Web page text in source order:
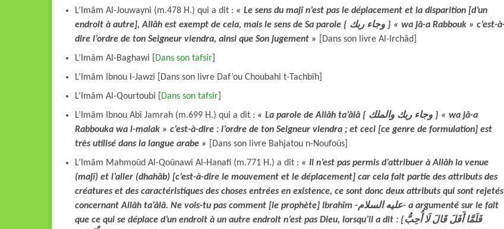
L’Imâm Al-Jouwayni (m.478 H.) qui a dit : « Le sens du majî n’est pas le déplacement et la disparition [d’un
endroit à autre], Allâh est exempt de cela, mais le sens de Sa parole { وجاء ربك } « wa jâ-a Rabbouk » c’est-à-
dire l’ordre de ton Seigneur viendra, ainsi que Son jugement »
[Dans son livre Al-Irchâd]
L’Imâm Al-Baghawi [
Dans son tafsîr
L’Imâm Ibnou l-Jawzi [Dans son livre Daf’ou Choubahi t-Tachbîh]
L’Imâm Al-Qourtoubi [
Dans son tafsîr
L’Imâm Ibnou Abî Jamrah (m.699 H.) qui a dit : « La parole de Allâh ta’âlâ { وجاء ربك والملك } « wa jâ-a
Rabbouka wa l-malak » c’est-à-dire : l’ordre de ton Seigneur viendra ; et ceci [ce genre de formulation] est
très utilisé dans la langue arabe »
[Dans son livre Bahjatou n-Noufoûs]
L’Imâm Mahmoûd Al-Qoûnawi Al-Hanafi (m.771 H.) a dit : « Il n’est pas permis d’attribuer à Allâh la venue
(majî) et l’aller (dhahâb) [c’est-à-dire le mouvement et le déplacement] car cela fait partie des attributs des
créatures et des caractéristiques des choses entrées en existence, ce sont donc deux attributs qui sont rejetés
concernant Allâh ta’âlâ. Ne vois-tu pas comment [le prophète] Ibrahîm -عليه السلام- a argumenté sur le fait
que ce qui se déplace d’un endroit à un autre endroit n’est pas Dieu, lorsqu’il a dit : {فَلَمَّا أَفَلَ قَالَ لَا أُحِبُّ